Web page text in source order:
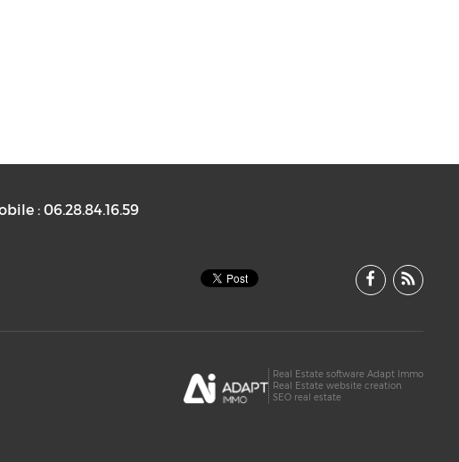
:06.28.84.16.59
Real Estate software Adapt Immo
Real Estate website creation
SEO real estate